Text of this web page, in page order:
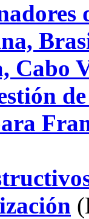
Cabo